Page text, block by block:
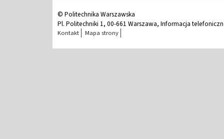
© Politechnika Warszawska
Pl. Politechniki 1, 00-661 Warszawa, Informacja
Kontakt Mapa strony